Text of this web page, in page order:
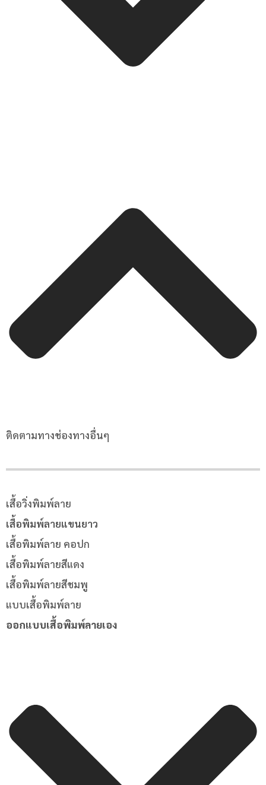
ติดตามทางช่องทางอื่นๆ
เสื้อวิ่งพิมพ์ลาย
เสื้อพิมพ์ลายแขนยาว
เสื้อพิมพ์ลาย คอปก
เสื้อพิมพ์ลายสีแดง
เสื้อพิมพ์ลายสีชมพู
แบบเสื้อพิมพ์ลาย
ออกแบบเสื้อพิมพ์ลายเอง